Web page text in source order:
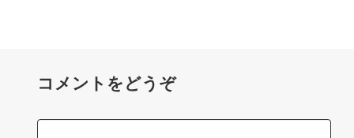
コメントをどうぞ